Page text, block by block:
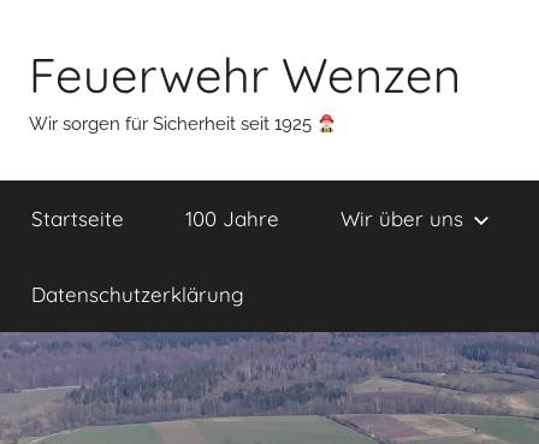
springen
Feuerwehr Wenzen
Wir sorgen für Sicherheit seit 1925
Startseite 100 Jahre Wir über uns
Datenschutzerklärung